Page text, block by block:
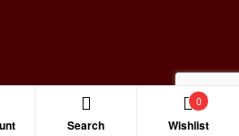
Search Wishlist
0